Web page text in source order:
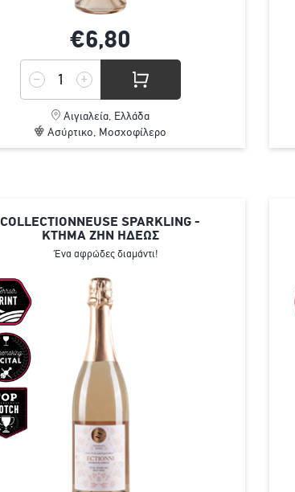
€6,80
Αιγιαλεία, Ελλάδα
Ασύρτικο, Μοσχοφίλερο
COLLECTIONNEUSE SPARKLING -
ΚΤΗΜΑ ΖΗΝ ΗΔΕΩΣ
Ένα αφρώδες διαμάντι!